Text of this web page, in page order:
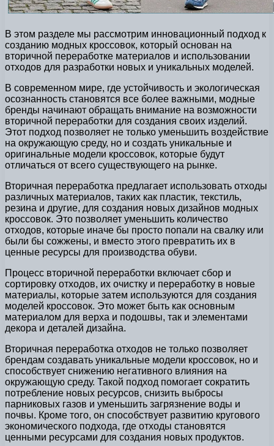
В этом разделе мы рассмотрим инновационный подход к
созданию модных кроссовок, который основан на
вторичной переработке материалов и использовании
отходов для разработки новых и уникальных моделей.
В современном мире, где устойчивость и экологическая
осознанность становятся все более важными, модные
бренды начинают обращать внимание на возможности
вторичной переработки для создания своих изделий.
Этот подход позволяет не только уменьшить воздействие
на окружающую среду, но и создать уникальные и
оригинальные модели кроссовок, которые будут
отличаться от всего существующего на рынке.
Вторичная переработка предлагает использовать отходы
различных материалов, таких как пластик, текстиль,
резина и другие, для создания новых дизайнов модных
кроссовок. Это позволяет уменьшить количество
отходов, которые иначе бы просто попали на свалку или
были бы сожжены, и вместо этого превратить их в
ценные ресурсы для производства обуви.
Процесс вторичной переработки включает сбор и
сортировку отходов, их очистку и переработку в новые
материалы, которые затем используются для создания
моделей кроссовок. Это может быть как основным
материалом для верха и подошвы, так и элементами
декора и деталей дизайна.
Вторичная переработка отходов не только позволяет
брендам создавать уникальные модели кроссовок, но и
способствует снижению негативного влияния на
окружающую среду. Такой подход помогает сократить
потребление новых ресурсов, снизить выбросы
парниковых газов и уменьшить загрязнение воды и
почвы. Кроме того, он способствует развитию кругового
экономического подхода, где отходы становятся
ценными ресурсами для создания новых продуктов.